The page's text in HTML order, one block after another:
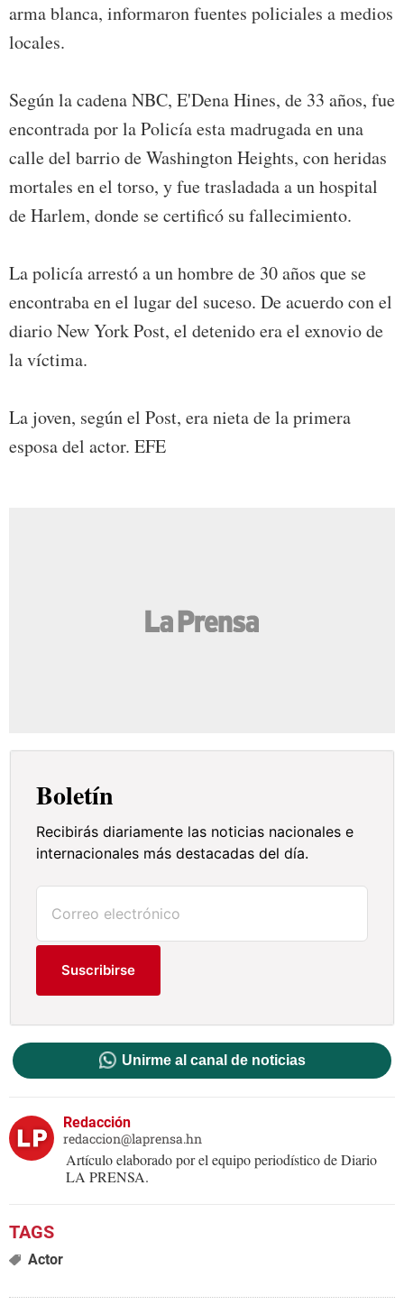
arma blanca, informaron fuentes policiales a medios
locales.
Según la cadena NBC, E'Dena Hines, de 33 años, fue
encontrada por la Policía esta madrugada en una
calle del barrio de Washington Heights, con heridas
mortales en el torso, y fue trasladada a un hospital
de Harlem, donde se certificó su fallecimiento.
La policía arrestó a un hombre de 30 años que se
encontraba en el lugar del suceso. De acuerdo con el
diario New York Post, el detenido era el exnovio de
la víctima.
La joven, según el Post, era nieta de la primera
esposa del actor. EFE
Boletín
Recibirás diariamente las noticias nacionales e
internacionales más destacadas del día.
Suscribirse
Unirme al canal de noticias
Redacción
redaccion@laprensa.hn
Artículo elaborado por el equipo periodístico de Diario
LA PRENSA.
Actor